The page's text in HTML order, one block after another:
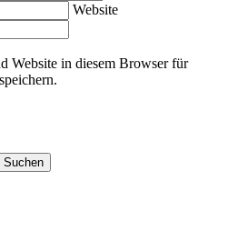
Website
Website in diesem Browser für
Suchen